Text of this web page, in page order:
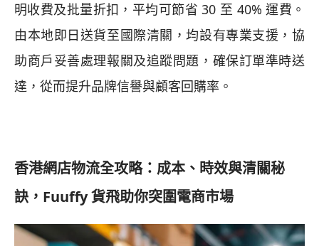
明收費及批量折扣，平均可節省 30 至 40% 運費。
由本地即日送貨至國際清關，均設有專業支援，協
助商戶妥善處理報關及追蹤問題，確保訂單準時送
達，從而提升品牌信譽與顧客回購率。
香港網店物流全攻略：成本、時效與清關秘
訣，Fuuffy 貨飛助你突圍電商市場